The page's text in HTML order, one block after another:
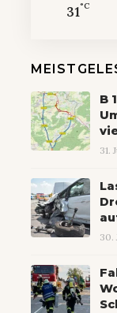
31°C
B
31.
30.